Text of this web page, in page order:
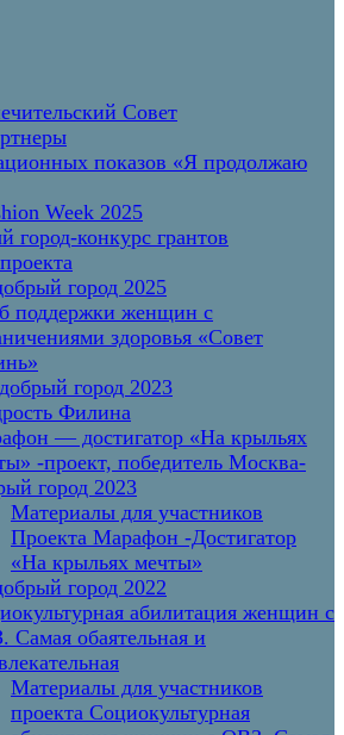
Совет
показов «Я продолжаю
Week 2025
город-конкурс грантов
город 2025
поддержки женщин с
здоровья «Совет
город 2023
Филина
— достигатор «На крыльях
-проект, победитель Москва-
город 2023
Материалы для участников
Проекта Марафон -Достигатор
«На крыльях мечты»
город 2022
абилитация женщин с
Самая обаятельная и
Материалы для участников
проекта Социокультурная